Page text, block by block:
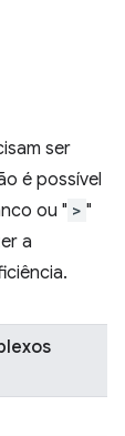
ser
é possível
ou " > "
a